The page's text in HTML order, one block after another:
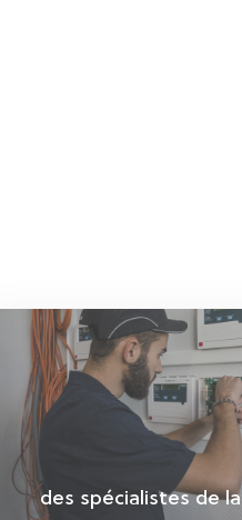
des spécialistes de